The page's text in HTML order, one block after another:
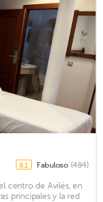
8,1 Fabuloso (484)
centro de Avilés, en
principales y la red